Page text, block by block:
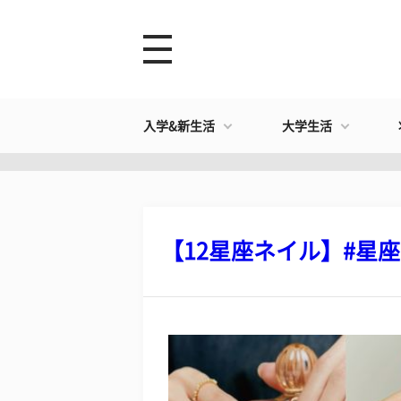
入学&新生活 大学生活
【12星座ネイル】#星